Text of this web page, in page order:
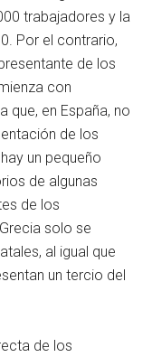
trabajadores y la
Por el contrario,
de los
con
que, en España, no
de los
un pequeño
de algunas
de los
solo se
al igual que
un tercio del
de los